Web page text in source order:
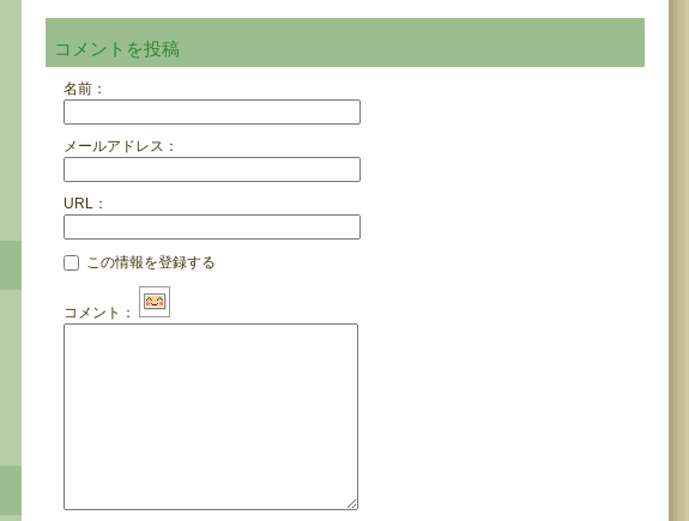
コメントを投稿
名前：
メールアドレス：
URL：
この情報を登録する
コメント：